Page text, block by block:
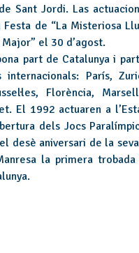
Sant Jordi. Las
Festa de “La Misteriosa
el 30 d’agost.
part de Catalunya i
internacionals: París,
Florència,
El 1992 actuaren a
dels Jocs
desè aniversari de la
la primera